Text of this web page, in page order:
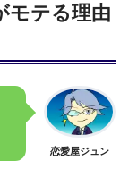
モテる理由
恋愛屋ジュン